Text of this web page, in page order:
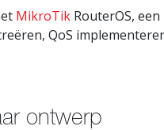
MikroTik RouterOS,
QoS
ontwerp